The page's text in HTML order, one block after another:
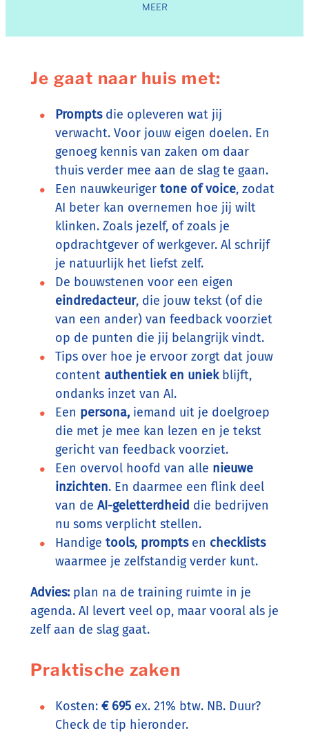
MEER
Je gaat naar huis met:
Promptsdie opleveren wat jij
verwacht. Voor jouw eigen doelen. En
genoeg kennis van zaken om daar
thuis verder mee aan de slag te gaan.
Een nauwkeuriger tone of voice, zodat
AI beter kan overnemen hoe jij wilt
klinken. Zoals jezelf, of zoals je
opdrachtgever of werkgever. Al schrijf
je natuurlijk het liefst zelf.
De bouwstenen voor een eigen
eindredacteur, die jouw tekst (of die
van een ander) van feedback voorziet
op de punten die jij belangrijk vindt.
Tips over hoe je ervoor zorgt dat jouw
content authentiek en uniekblijft,
ondanks inzet van AI.
Een persona, iemand uit je doelgroep
die met je mee kan lezen en je tekst
gericht van feedback voorziet.
Een overvol hoofd van alle nieuwe
inzichten. En daarmee een flink deel
van de AI-geletterdheid die bedrijven
nu soms verplicht stellen.
Handige tools, promptsen checklists
waarmee je zelfstandig verder kunt.
Advies:plan na de training ruimte in je
agenda. AI levert veel op, maar vooral als je
zelf aan de slag gaat.
Praktische zaken
Kosten: € 695 ex. 21% btw. NB. Duur?
Check de tip hieronder.